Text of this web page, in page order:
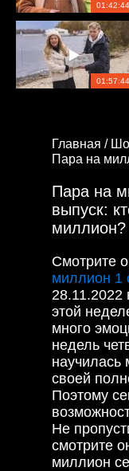
01:42:44
01:57:44
Главная /
Пара на
Пара на
выпуск:
миллион?
Смотрите
миллион 1
28.11.2022
этой
много
недель
своей
Поэтому
Не
смотрите
миллион